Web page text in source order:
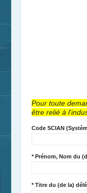
Pour toute
être relié à
Code SCIAN
*Prénom, Nom du
*Titre du (de la)